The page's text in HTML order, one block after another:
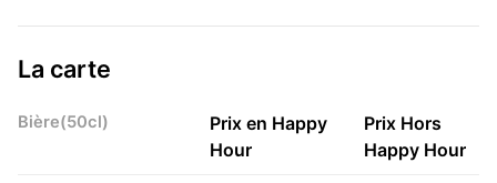
La carte
Bière(50cl)
Prix en Happy
Hour
Prix Hors
Happy Hour